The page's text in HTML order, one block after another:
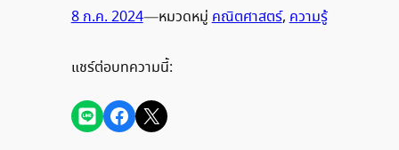
8 ก.ค. 2024—หมวดหมู่คณิตศาสตร์, ความรู้
แชร์ต่อบทความนี้:
Share on LINEShare on Facebook
Share on X